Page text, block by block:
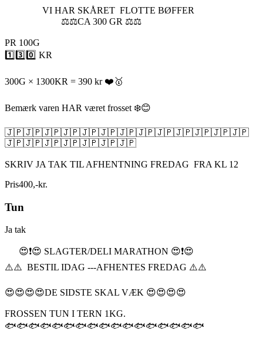
VI HAR SKÅRET FLOTTE BØFFER
⚖️⚖️CA 300 GR ⚖️⚖️
PR 100G
1️⃣3️⃣0️⃣ KR
300G × 1300KR = 390 kr ❤️🥇
Bemærk varen HAR været frosset ❄️😊
🇯🇵🇯🇵🇯🇵🇯🇵🇯🇵🇯🇵🇯🇵🇯🇵🇯🇵🇯🇵🇯🇵🇯🇵🇯🇵
🇯🇵🇯🇵🇯🇵🇯🇵🇯🇵🇯🇵🇯🇵
SKRIV JA TAK TIL AFHENTNING FREDAG FRA KL 12
Pris400,-kr.
Tun
Ja tak
😍❗️😍 SLAGTER/DELI MARATHON 😍❗️😍
⚠️⚠️ BESTIL IDAG ---AFHENTES FREDAG ⚠️⚠️
😍😍😍😍DE SIDSTE SKAL VÆK 😍😍😍😍
FROSSEN TUN I TERN 1KG.
🐟🐟🐟🐟🐟🐟🐟🐟🐟🐟🐟🐟🐟🐟🐟🐟🐟